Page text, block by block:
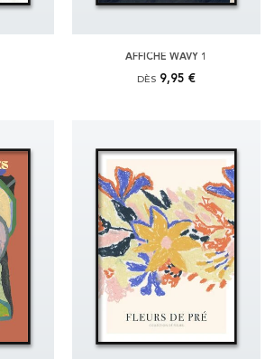
AFFICHE WAVY 1
DÈS 9,95 €